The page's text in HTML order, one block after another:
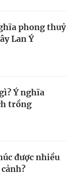
phong thuỷ
Lan Ý
Ý nghĩa
trồng
được nhiều